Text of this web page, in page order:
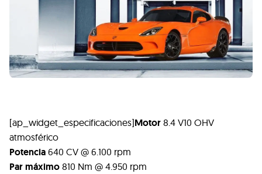
[ap_widget_especificaciones]Motor 8.4 V10 OHV
atmosférico
Potencia 640 CV @ 6.100 rpm
Par máximo 810 Nm @ 4.950 rpm